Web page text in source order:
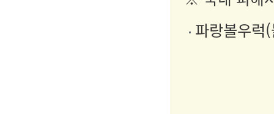
파랑볼우럭